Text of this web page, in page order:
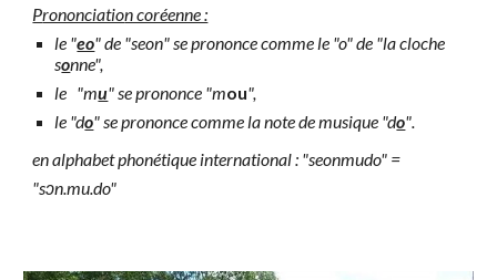
Prononciation coréenne :
le "eo" de "seon" se prononce comme le "o" de "la cloche
sonne",
le "mu" se prononce "mou",
le "do" se prononce comme la note de musique "do".
en alphabet phonétique international : "seonmudo" =
"sɔn.mu.do"